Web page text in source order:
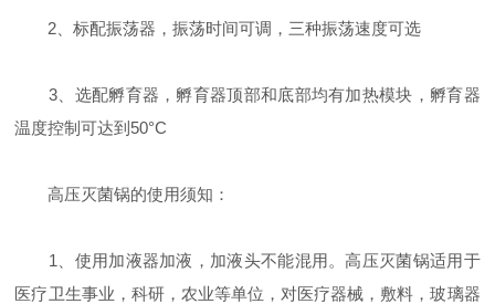
2、标配振荡器，振荡时间可调，三种振荡速度可选
3、选配孵育器，孵育器顶部和底部均有加热模块，孵育器
温度控制可达到50°C
高压灭菌锅的使用须知：
1、使用加液器加液，加液头不能混用。高压灭菌锅适用于
医疗卫生事业，科研，农业等单位，对医疗器械，敷料，玻璃器